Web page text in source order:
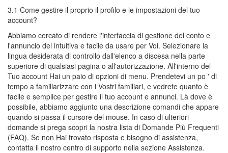
3.1 Come gestire il proprio il profilo e le impostazioni del tuo
account?
Abbiamo cercato di rendere l'interfaccia di gestione del conto e
l'annuncio del intuitiva e facile da usare per Voi. Selezionare la
lingua desiderata di controllo dall'elenco a discesa nella parte
superiore di qualsiasi pagina o all'autorizzazione. All'interno del
Tuo account Hai un paio di opzioni di menu. Prendetevi un po ' di
tempo a familiarizzare con i Vostri familiari, e vedrete quanto è
facile e semplice per gestire il tuo account e annunci. Là dove è
possibile, abbiamo aggiunto una descrizione comandi che appare
quando si passa il cursore del mouse. In caso di ulteriori
domande si prega scopri la nostra lista di Domande Più Frequenti
(FAQ). Se non Hai trovato risposta e bisogno di assistenza,
contatta il nostro centro di supporto nella sezione Assistenza.